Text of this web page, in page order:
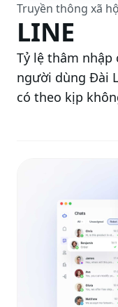
Truyền thông xã
LINE
Tỷ lệ thâm nhập
người dùng Đài
có theo kịp